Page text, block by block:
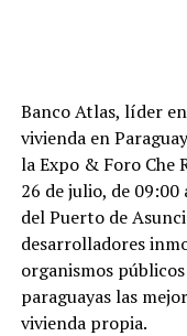
Banco Atlas, líder
vivienda en
la Expo & Foro Che
26 de julio, de
del Puerto de
desarrolladores
organismos
paraguayas las
vivienda propia.